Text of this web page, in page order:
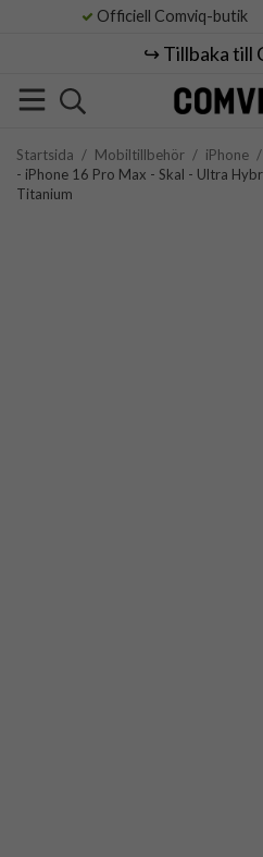
Officiell Comviq-butik
↪️ Tillbaka till
Startsida / Mobiltillbehör / iPhone /
- iPhone 16 Pro Max - Skal - Ultra
Titanium